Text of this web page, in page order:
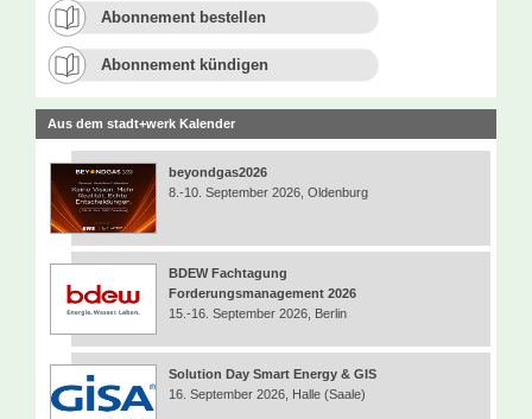
Abonnement bestellen
Abonnement kündigen
Aus dem stadt+werk Kalender
beyondgas2026
8.-10. September 2026, Oldenburg
BDEW Fachtagung
Forderungsmanagement 2026
15.-16. September 2026, Berlin
Solution Day Smart Energy & GIS
16. September 2026, Halle (Saale)